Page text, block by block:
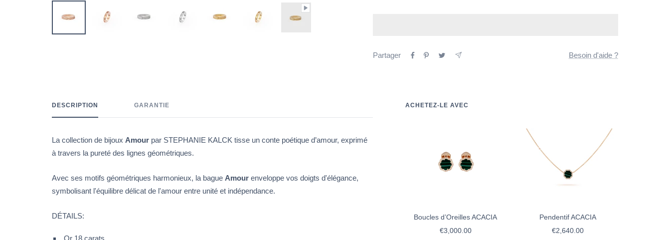
Partager Besoin d'aide ?
DESCRIPTION GARANTIE
La collection de bijoux Amour par STEPHANIE KALCK tisse un conte poétique d’amour, exprimé
à travers la pureté des lignes géométriques.
Avec ses motifs géométriques harmonieux, la bague Amour enveloppe vos doigts d'élégance,
symbolisant l'équilibre délicat de l'amour entre unité et indépendance.
DÉTAILS:
Or 18 carats
ACHETEZ-LE AVEC
Boucles d’Oreilles ACACIA
Prix
€3,000.00
Pendentif ACACIA
Prix
€2,640.00